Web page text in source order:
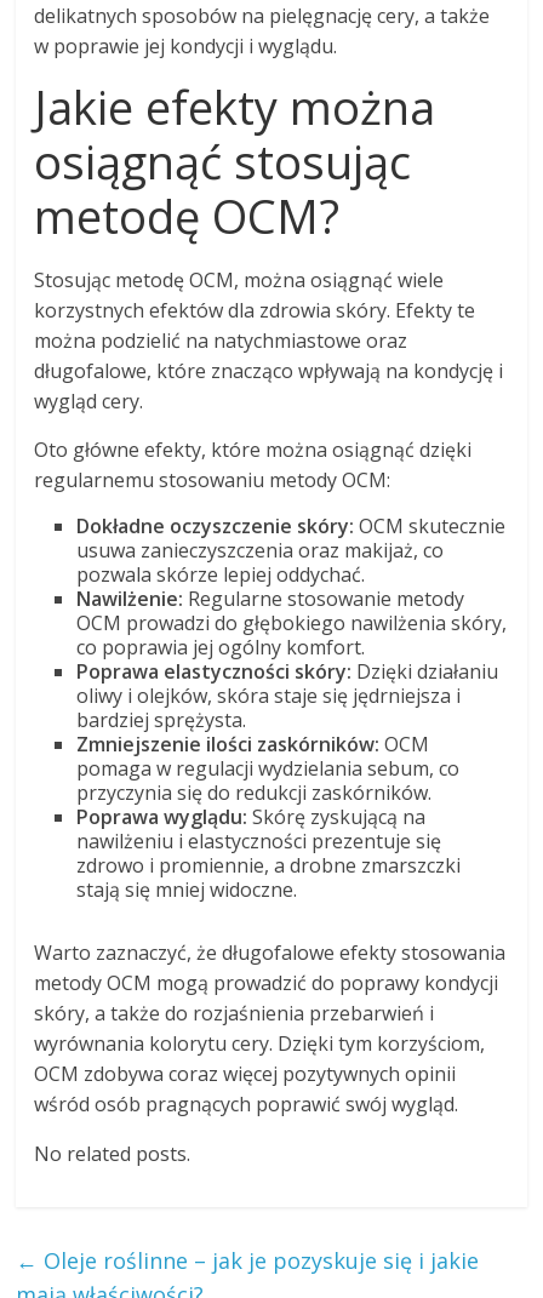
delikatnych sposobów na pielęgnację cery, a także
w poprawie jej kondycji i wyglądu.
Jakie efekty można
osiągnąć stosując
metodę OCM?
Stosując metodę OCM, można osiągnąć wiele
korzystnych efektów dla zdrowia skóry. Efekty te
można podzielić na natychmiastowe oraz
długofalowe, które znacząco wpływają na kondycję i
wygląd cery.
Oto główne efekty, które można osiągnąć dzięki
regularnemu stosowaniu metody OCM:
Dokładne oczyszczenie skóry: OCM skutecznie
usuwa zanieczyszczenia oraz makijaż, co
pozwala skórze lepiej oddychać.
Nawilżenie: Regularne stosowanie metody
OCM prowadzi do głębokiego nawilżenia skóry,
co poprawia jej ogólny komfort.
Poprawa elastyczności skóry: Dzięki działaniu
oliwy i olejków, skóra staje się jędrniejsza i
bardziej sprężysta.
Zmniejszenie ilości zaskórników: OCM
pomaga w regulacji wydzielania sebum, co
przyczynia się do redukcji zaskórników.
Poprawa wyglądu: Skórę zyskującą na
nawilżeniu i elastyczności prezentuje się
zdrowo i promiennie, a drobne zmarszczki
stają się mniej widoczne.
Warto zaznaczyć, że długofalowe efekty stosowania
metody OCM mogą prowadzić do poprawy kondycji
skóry, a także do rozjaśnienia przebarwień i
wyrównania kolorytu cery. Dzięki tym korzyściom,
OCM zdobywa coraz więcej pozytywnych opinii
wśród osób pragnących poprawić swój wygląd.
No related posts.
← Oleje roślinne – jak je pozyskuje się i jakie